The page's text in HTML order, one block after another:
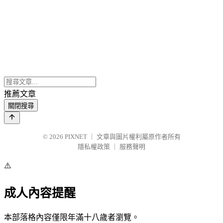
推薦文章
關閉搜尋
© 2026 PIXNET
文章與圖片權利屬原作者所有
隱私權政策
服務聲明
⚠️
成人內容提醒
本部落格內容僅限年滿十八歲者瀏覽。